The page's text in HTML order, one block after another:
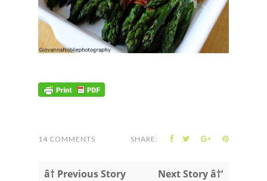
14 COMMENTS SHARE:
â† Previous Story Next Story â†’